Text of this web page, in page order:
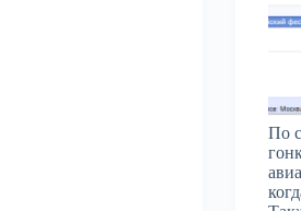
По